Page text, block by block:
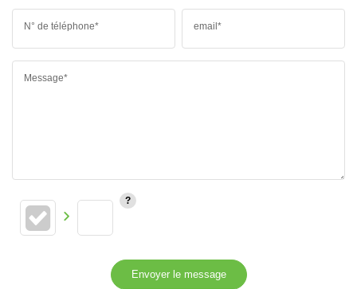
N° de téléphone* email*
Message*
Envoyer le message